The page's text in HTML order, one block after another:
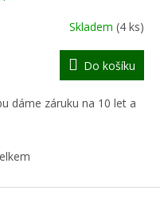
R
M
A
Skladem (4 ks)
Do košíku
dáme záruku na 10 let a